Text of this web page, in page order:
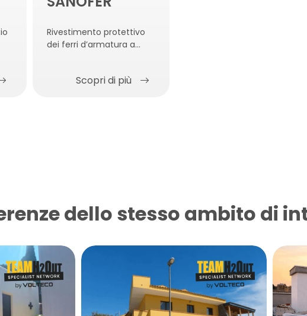
Rivestimento protettivo
dei ferri d’armatura a
Scopri di più
dello stesso ambito di